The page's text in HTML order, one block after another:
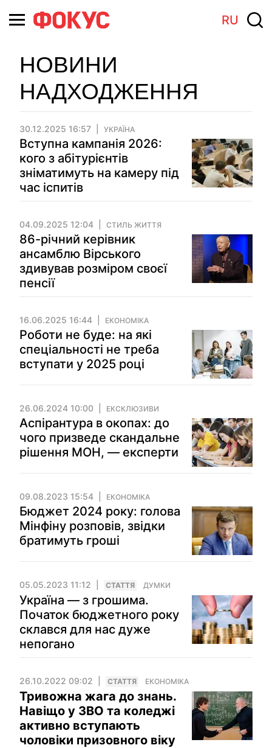
RU
НОВИНИ
НАДХОДЖЕННЯ
30.12.2025 16:57 УКРАЇНА
Вступна кампанія 2026:
кого з абітурієнтів
зніматимуть на камеру під
час іспитів
04.09.2025 12:04 СТИЛЬ ЖИТТЯ
86-річний керівник
ансамблю Вірського
здивував розміром своєї
пенсії
16.06.2025 16:44 ЕКОНОМІКА
Роботи не буде: на які
спеціальності не треба
вступати у 2025 році
26.06.2024 10:00 ЕКСКЛЮЗИВИ
Аспірантура в окопах: до
чого призведе скандальне
рішення МОН, — експерти
09.08.2023 15:54 ЕКОНОМІКА
Бюджет 2024 року: голова
Мінфіну розповів, звідки
братимуть гроші
05.05.2023 11:12 СТАТТЯ ДУМКИ
Україна — з грошима.
Початок бюджетного року
склався для нас дуже
непогано
26.10.2022 09:02 СТАТТЯ ЕКОНОМІКА
Тривожна жага до знань.
Навіщо у ЗВО та коледжі
активно вступають
чоловіки призовного віку